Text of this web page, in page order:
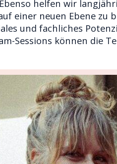
helfen wir
einer neuen Ebene zu
und fachliches
Sessions können die